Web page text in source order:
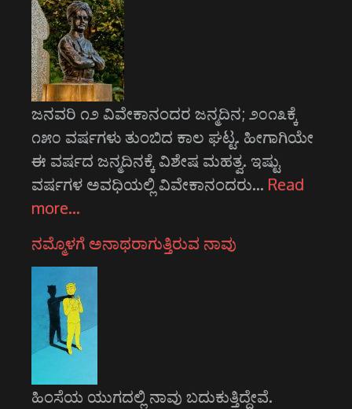
ಜನವರಿ ೧೨ ವಿವೇಕಾನಂದರ ಜನ್ಮದಿನ; ೨೦೧೩ಕ್ಕೆ
೧೫೦ ವರ್ಷಗಳು ತುಂಬಿದ ಕಾಲ ಘಟ್ಟ. ಹೀಗಾಗಿಯೇ
ಈ ವರ್ಷದ ಜನ್ಮದಿನಕ್ಕೆ ವಿಶೇಷ ಮಹತ್ವ. ಇಷ್ಟು
ವರ್ಷಗಳ ಅವಧಿಯಲ್ಲಿ ವಿವೇಕಾನಂದರು… Read
more…
ನಮ್ಮೊಳಗೆ ಅನಾಥರಾಗುತ್ತಿರುವ ನಾವು
ಹಿಂಸೆಯ ಯುಗದಲ್ಲಿ ನಾವು ಬದುಕುತ್ತಿದ್ದೇವೆ.